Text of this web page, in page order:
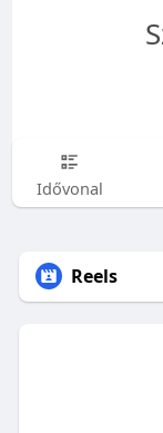
Idővonal
Reels